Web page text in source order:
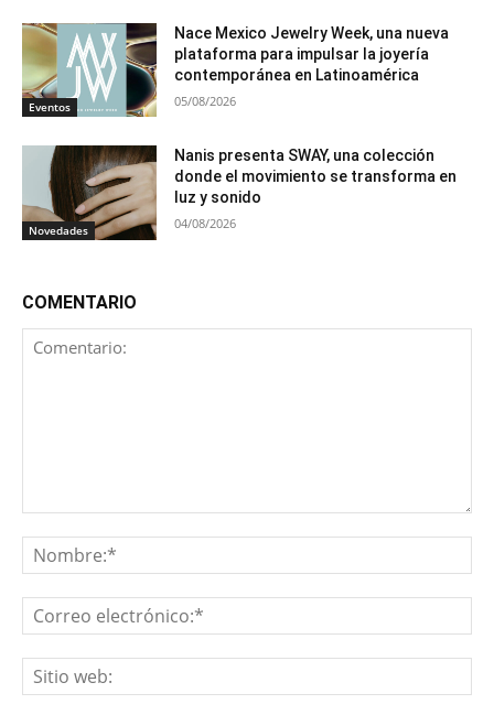
Eventos
Nace Mexico Jewelry Week, una nueva
plataforma para impulsar la joyería
contemporánea en Latinoamérica
05/08/2026
Novedades
Nanis presenta SWAY, una colección
donde el movimiento se transforma en
luz y sonido
04/08/2026
COMENTARIO